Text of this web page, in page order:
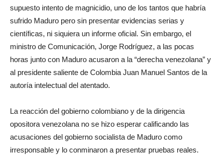
supuesto intento de magnicidio, uno de los tantos que habría
sufrido Maduro pero sin presentar evidencias serias y
científicas, ni siquiera un informe oficial. Sin embargo, el
ministro de Comunicación, Jorge Rodríguez, a las pocas
horas junto con Maduro acusaron a la “derecha venezolana” y
al presidente saliente de Colombia Juan Manuel Santos de la
autoría intelectual del atentado.
La reacción del gobierno colombiano y de la dirigencia
opositora venezolana no se hizo esperar calificando las
acusaciones del gobierno socialista de Maduro como
irresponsable y lo conminaron a presentar pruebas reales.